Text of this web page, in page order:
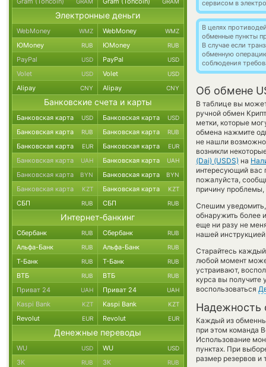
сервисом в
В целях
обменные пункты
В случае если
обменную
соблюдения
Об обмене
В таблице вы
ручной обмен
метки, которые
обмена нажмите
не нашли
возникли
(Dai) (USDS) на
интересующий вас
пожалуйста,
причину проблемы,
Спешим
обнаружить более
еще ни разу не
нашей
Старайтесь
любой момент
устраивают,
курса вы получите
воспользоваться
Надежность
Каждый из
при этом команда
Использование
пунктах. При
размер резервов и
Электронные деньги
WebMoney WMZ WebMoney WMZ
ЮMoney RUB ЮMoney RUB
PayPal USD PayPal USD
Volet USD Volet USD
Alipay CNY Alipay CNY
Банковские счета и карты
Банковская карта USD Банковская карта USD
Банковская карта RUB Банковская карта RUB
Банковская карта EUR Банковская карта EUR
Банковская карта UAH Банковская карта UAH
Банковская карта BYN Банковская карта BYN
Банковская карта KZT Банковская карта KZT
СБП RUB СБП RUB
Интернет-банкинг
Сбербанк RUB Сбербанк RUB
Альфа-Банк RUB Альфа-Банк RUB
Т-Банк RUB Т-Банк RUB
ВТБ RUB ВТБ RUB
Приват 24 UAH Приват 24 UAH
Kaspi Bank KZT Kaspi Bank KZT
Revolut EUR Revolut EUR
Денежные переводы
WU USD WU USD
ЗК RUB ЗК RUB